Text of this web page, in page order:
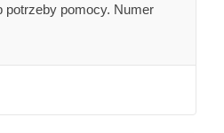
potrzeby pomocy. Numer